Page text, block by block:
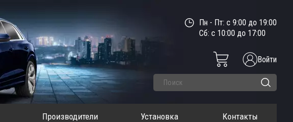
Пн - Пт: с 9:00 до 19:00
Сб: с 10:00 до 17:00
Войти
Производители Установка Контакты